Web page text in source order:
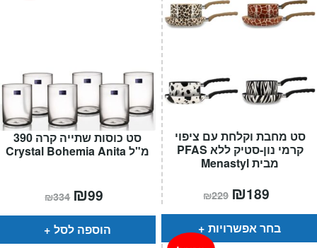
סט כוסות שתייה קרה 390
מ"ל Crystal Bohemia Anita
₪334 המחיר
המקורי
היה:
₪334.
₪99
הוא:
הוספה לסל
סט מחבת וקלחת עם ציפוי
קרמי נון-סטיק ללא PFAS
מבית Menastyl
₪229 המחיר
המקורי
היה:
₪229.
₪189
הוא:
בחר אפשרויות